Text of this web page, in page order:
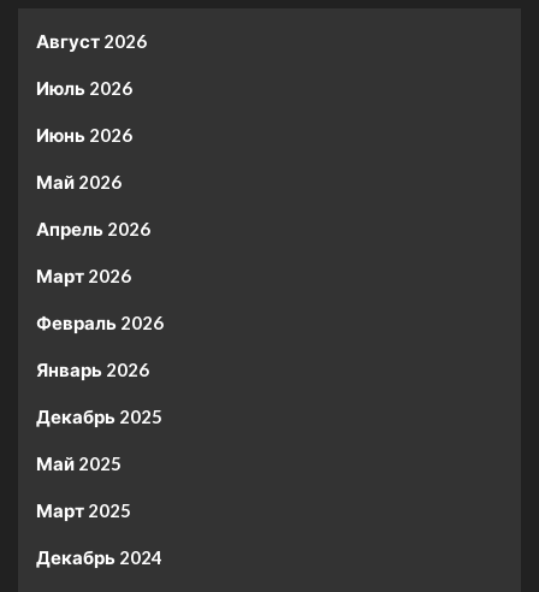
Август 2026
Июль 2026
Июнь 2026
Май 2026
Апрель 2026
Март 2026
Февраль 2026
Январь 2026
Декабрь 2025
Май 2025
Март 2025
Декабрь 2024